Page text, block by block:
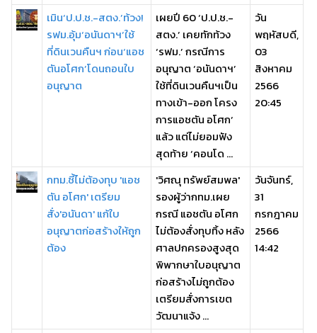
เมิน‘ป.ป.ช.-สตง.’ท้วง!
รฟม.อุ้ม‘อนันดาฯ’ใช้
ที่ดินเวนคืนฯ ก่อน‘แอช
ตันอโศก’โดนถอนใบ
อนุญาต
เผยปี 60 ‘ป.ป.ช.-
สตง.’ เคยทักท้วง
‘รฟม.’ กรณีการ
อนุญาต ‘อนันดาฯ’
ใช้ที่ดินเวนคืนฯเป็น
ทางเข้า-ออก โครง
การแอชตัน อโศก’
แล้ว แต่ไม่ยอมฟัง
สุดท้าย ‘คอนโด ...
วัน
พฤหัสบดี,
03
สิงหาคม
2566
20:45
กทม.ชี้ไม่ต้องทุบ 'แอช
ตัน อโศก' เตรียม
สั่ง'อนันดา' แก้ใบ
อนุญาตก่อสร้างให้ถูก
ต้อง
'วิศณุ ทรัพย์สมพล'
รองผู้ว่ากทม.เผย
กรณี แอชตัน อโศก
ไม่ต้องสั่งทุบทิ้ง หลัง
ศาลปกครองสูงสุด
พิพากษาใบอนุญาต
ก่อสร้างไม่ถูกต้อง
เตรียมสั่งการเขต
วัฒนาแจ้ง ...
วันจันทร์,
31
กรกฎาคม
2566
14:42